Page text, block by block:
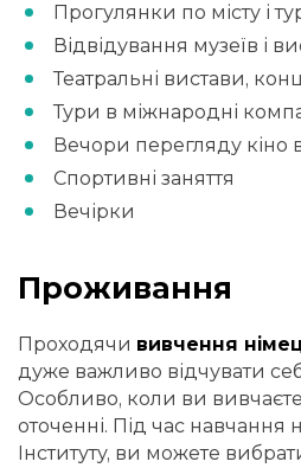
Прогулянки по місту і
Відвідування музеїв і
Театральні вистави,
Тури в міжнародні
Вечори перегляду кіно
Спортивні заняття
Вечірки
Проживання
Проходячи вивчення
дуже важливо відчувати
Особливо, коли ви
оточенні. Під час навчання
Інституту, ви можете